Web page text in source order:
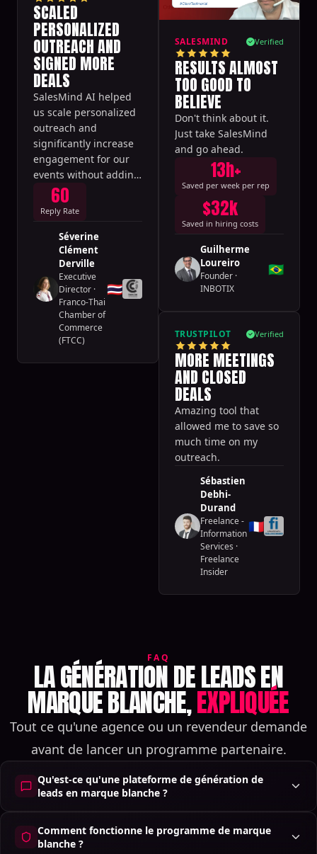
SCALED
PERSONALIZED
OUTREACH AND
SIGNED MORE
DEALS
SalesMind AI helped
us scale personalized
outreach and
significantly increase
engagement for our
events without adding
headcount.
60
Reply Rate
Séverine
Clément
Derville
Executive
Director ·
Franco-Thai
Chamber of
Commerce
(FTCC)
🇹🇭
SALESMIND Verified
RESULTS ALMOST
TOO GOOD TO
BELIEVE
Don't think about it.
Just take SalesMind
and go ahead.
13h+
Saved per week per rep
$32k
Saved in hiring costs
Guilherme
Loureiro
Founder ·
INBOTIX
🇧🇷
TRUSTPILOT Verified
MORE MEETINGS
AND CLOSED
DEALS
Amazing tool that
allowed me to save so
much time on my
outreach.
Sébastien
Debhi-
Durand
Freelance -
Information
Services ·
Freelance
Insider
🇫🇷
FAQ
LA GÉNÉRATION DE LEADS EN
MARQUE BLANCHE,EXPLIQUÉE
Tout ce qu'une agence ou un revendeur demande
avant de lancer un programme partenaire.
Qu'est-ce qu'une plateforme de génération de
leads en marque blanche ?
Comment fonctionne le programme de marque
blanche ?